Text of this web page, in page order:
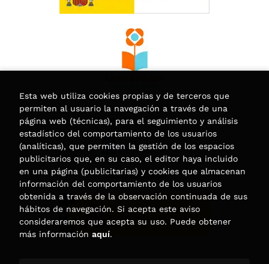
Esta web utiliza cookies propias y de terceros que
permiten al usuario la navegación a través de una
página web (técnicas), para el seguimiento y análisis
estadístico del comportamiento de los usuarios
(analíticas), que permiten la gestión de los espacios
publicitarios que, en su caso, el editor haya incluido
en una página (publicitarias) y cookies que almacenan
información del comportamiento de los usuarios
obtenida a través de la observación continuada de sus
hábitos de navegación. Si acepta este aviso
consideraremos que acepta su uso. Puede obtener
más información aquí.